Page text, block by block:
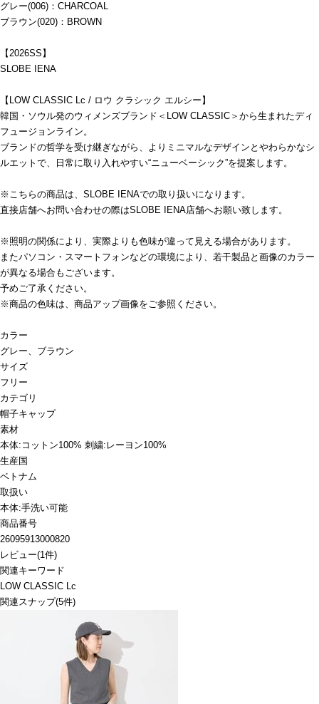
グレー(006)：CHARCOAL
ブラウン(020)：BROWN
【2026SS】
SLOBE IENA
【LOW CLASSIC Lc / ロウ クラシック エルシー】
韓国・ソウル発のウィメンズブランド＜LOW CLASSIC＞から生まれたディ
フュージョンライン。
ブランドの哲学を受け継ぎながら、よりミニマルなデザインとやわらかなシ
ルエットで、日常に取り入れやすい“ニューベーシック”を提案します。
※こちらの商品は、SLOBE IENAでの取り扱いになります。
直接店舗へお問い合わせの際はSLOBE IENA店舗へお願い致します。
※照明の関係により、実際よりも色味が違って見える場合があります。
またパソコン・スマートフォンなどの環境により、若干製品と画像のカラー
が異なる場合もございます。
予めご了承ください。
※商品の色味は、商品アップ画像をご参照ください。
カラー
グレー、ブラウン
サイズ
フリー
カテゴリ
帽子キャップ
素材
本体:コットン100% 刺繍:レーヨン100%
生産国
ベトナム
取扱い
本体:手洗い可能
商品番号
26095913000820
レビュー(1件)
関連キーワード
LOW CLASSIC Lc
関連スナップ(5件)